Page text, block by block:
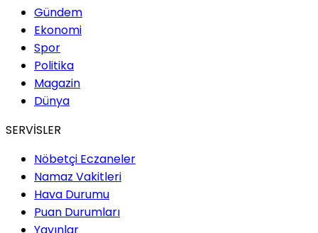
Gündem
Ekonomi
Spor
Politika
Magazin
Dünya
SERVİSLER
Nöbetçi Eczaneler
Namaz Vakitleri
Hava Durumu
Puan Durumları